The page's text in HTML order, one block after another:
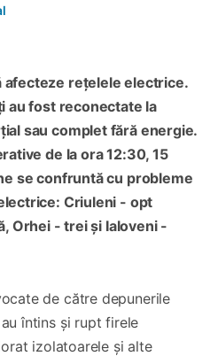
afecteze rețelele electrice.
au fost reconectate la
sau complet fără energie.
de la ora 12:30, 15
se confruntă cu probleme
Criuleni - opt
Orhei - trei și Ialoveni -
de către depunerile
întins și rupt firele
izolatoarele și alte